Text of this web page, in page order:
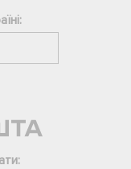
Фейсбук
Телеграм